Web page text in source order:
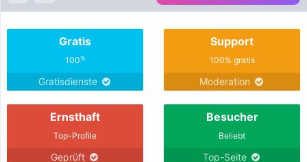
Gratis
100%
Gratisdienste
Support
100% gratis
Moderation
Ernsthaft
Top-Profile
Geprüft
Besucher
Beliebt
Top-Seite